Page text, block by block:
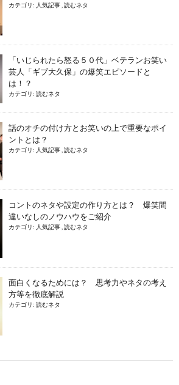
カテゴリ: 人気記事 読むネタ
「いじられたら怒る５０代」ベテランお笑い
芸人「ギブ大久保」の爆笑エピソードと
は！？
カテゴリ: 読むネタ
話のオチの付け方とお笑いの上で重要なポイ
ントとは？
カテゴリ: 人気記事 読むネタ
コントのネタや設定の作り方とは？ 爆笑間
違いなしのノウハウをご紹介
カテゴリ: 人気記事 読むネタ
面白くなるためには？ 思考力やネタの考え
方等を徹底解説
カテゴリ: 読むネタ